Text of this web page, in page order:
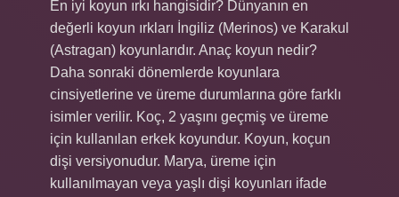
En iyi koyun ırkı hangisidir? Dünyanın en
değerli koyun ırkları İngiliz (Merinos) ve Karakul
(Astragan) koyunlarıdır. Anaç koyun nedir?
Daha sonraki dönemlerde koyunlara
cinsiyetlerine ve üreme durumlarına göre farklı
isimler verilir. Koç, 2 yaşını geçmiş ve üreme
için kullanılan erkek koyundur. Koyun, koçun
dişi versiyonudur. Marya, üreme için
kullanılmayan veya yaşlı dişi koyunları ifade